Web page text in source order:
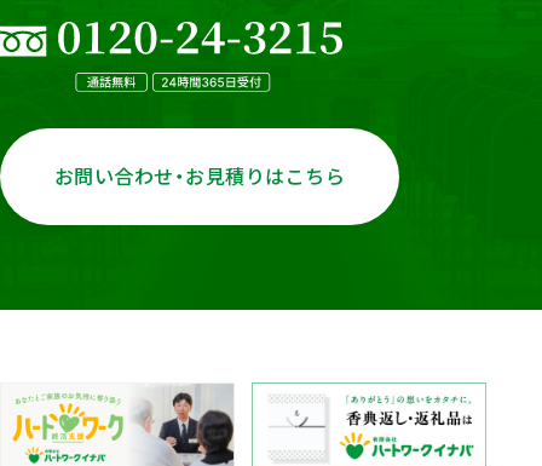
お問い合わせ・お見積りはこちら